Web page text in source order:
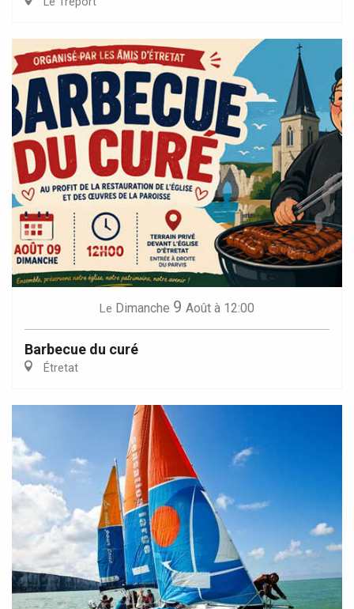
Le Dimanche 9 Août à 12:00
Barbecue du curé
Étretat